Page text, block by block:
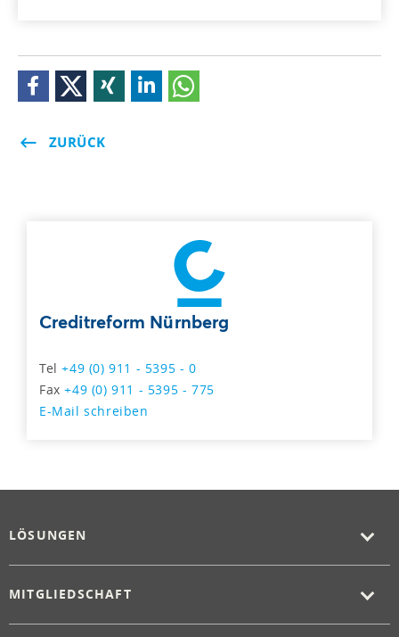
ZURÜCK
Creditreform Nürnberg
Tel+49 (0) 911 - 5395 - 0
Fax+49 (0) 911 - 5395 - 775
E-Mail schreiben
LÖSUNGEN
MITGLIEDSCHAFT